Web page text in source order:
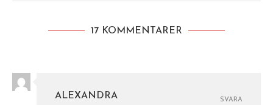
17 KOMMENTARER
ALEXANDRA
SVARA